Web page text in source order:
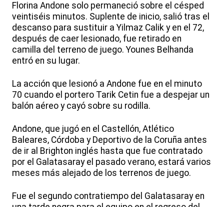
Florina Andone solo permaneció sobre el césped
veintiséis minutos. Suplente de inicio, salió tras el
descanso para sustituir a Yilmaz Calik y en el 72,
después de caer lesionado, fue retirado en
camilla del terreno de juego. Younes Belhanda
entró en su lugar.
La acción que lesionó a Andone fue en el minuto
70 cuando el portero Tarik Cetin fue a despejar un
balón aéreo y cayó sobre su rodilla.
Andone, que jugó en el Castellón, Atlético
Baleares, Córdoba y Deportivo de la Coruña antes
de ir al Brighton inglés hasta que fue contratado
por el Galatasaray el pasado verano, estará varios
meses más alejado de los terrenos de juego.
Fue el segundo contratiempo del Galatasaray en